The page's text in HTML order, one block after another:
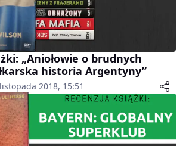
„Aniołowie o brudnych
historia Argentyny”
2018, 15:51